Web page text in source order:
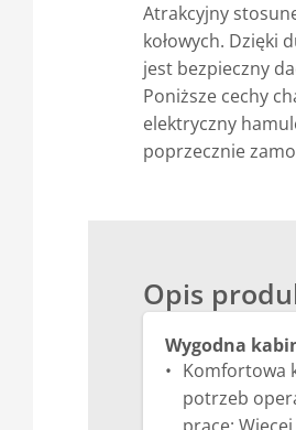
Atrakcyjny
kołowych. Dzięki
jest bezpieczny
Poniższe cechy
elektryczny
poprzecznie
Opis
Wygodna
Komfortowa
potrzeb